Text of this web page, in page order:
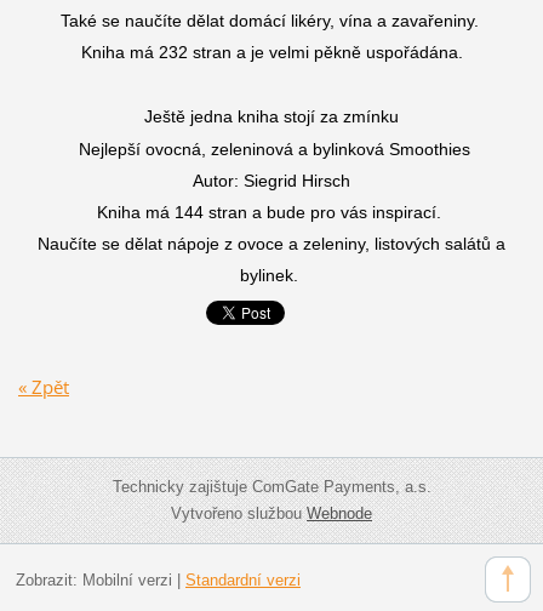
Také se naučíte dělat domácí likéry, vína a zavařeniny.
Kniha má 232 stran a je velmi pěkně uspořádána.
Ještě jedna kniha stojí za zmínku
Nejlepší ovocná, zeleninová a bylinková Smoothies
Autor: Siegrid Hirsch
Kniha má 144 stran a bude pro vás inspirací.
Naučíte se dělat nápoje z ovoce a zeleniny, listových salátů a
bylinek.
« Zpět
Technicky zajištuje ComGate Payments, a.s.
Vytvořeno službouWebnode
Zobrazit: Mobilní verzi Standardní verzi